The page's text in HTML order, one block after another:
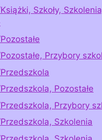
Szkoły,
Przybory
Pozostałe
Przybory
Szkolenia